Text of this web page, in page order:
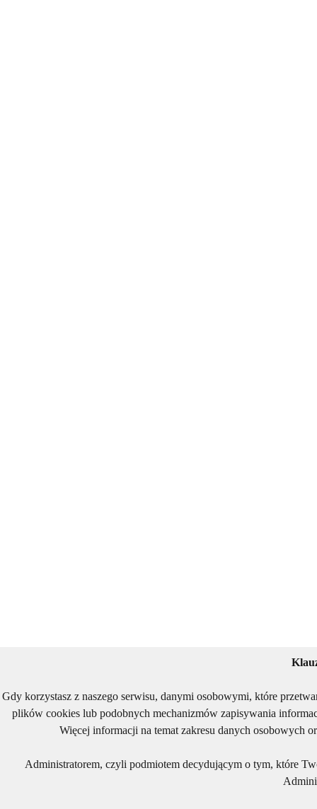
Gdy korzystasz z naszego serwisu, danymi osobowymi, które
plików cookies lub podobnych mechanizmów zapisywania
Więcej informacji na temat zakresu danych osobowych
Administratorem, czyli podmiotem decydującym o tym, które